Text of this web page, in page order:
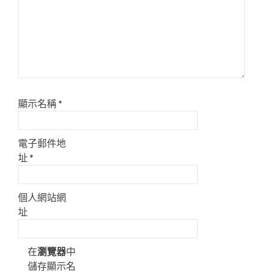
顯示名稱*
電子郵件地
址*
個人網站網
址
在瀏覽器中
儲存顯示名